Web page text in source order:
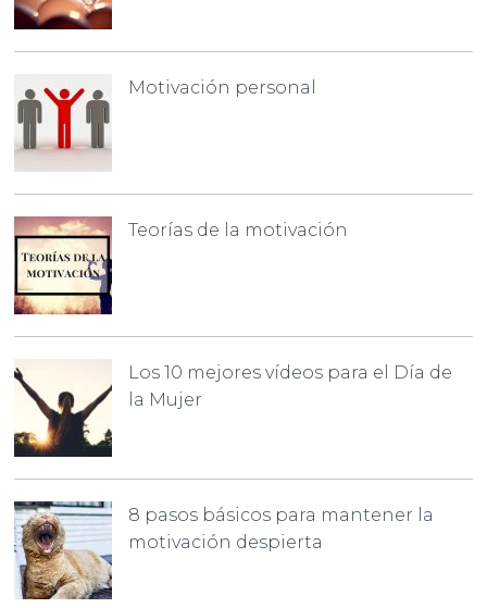
Motivación personal
Teorías de la motivación
Los 10 mejores vídeos para el Día de
la Mujer
8 pasos básicos para mantener la
motivación despierta